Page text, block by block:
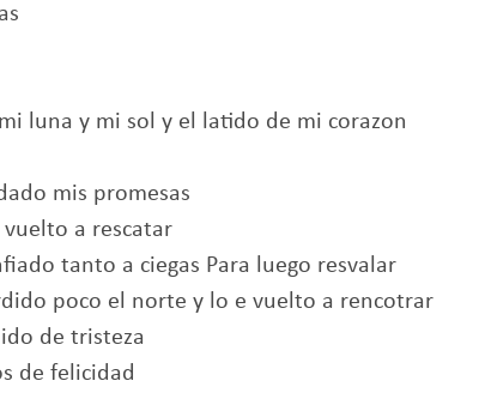
luna y mi sol y el latido de mi corazon
mis promesas
vuelto a rescatar
tanto a ciegas Para luego resvalar
poco el norte y lo e vuelto a rencotrar
de tristeza
de felicidad